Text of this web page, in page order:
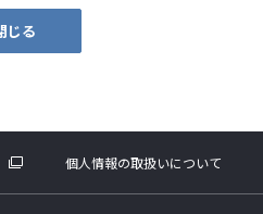
個人情報の取扱いについて